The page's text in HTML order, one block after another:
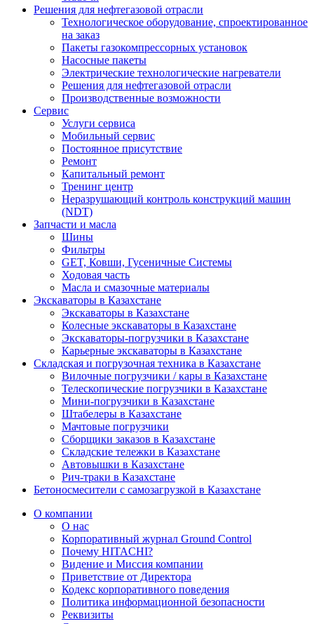
Решения для нефтегазовой отрасли
Технологическое оборудование, спроектированное
на заказ
Пакеты газокомпрессорных установок
Насосные пакеты
Электрические технологические нагреватели
Решения для нефтегазовой отрасли
Производственные возможности
Сервис
Услуги сервиса
Мобильный сервис
Постоянное присутствие
Ремонт
Капитальный ремонт
Тренинг центр
Неразрушающий контроль конструкций машин
(NDT)
Запчасти и масла
Шины
Фильтры
GET, Ковши, Гусеничные Системы
Ходовая часть
Масла и смазочные материалы
Экскаваторы в Казахстане
Экскаваторы в Казахстане
Колесные экскаваторы в Казахстане
Экскаваторы-погрузчики в Казахстане
Карьерные экскаваторы в Казахстане
Складская и погрузочная техника в Казахстане
Вилочные погрузчики / кары в Казахстане
Телескопические погрузчики в Казахстане
Мини-погрузчики в Казахстане
Штабелеры в Казахстане
Мачтовые погрузчики
Сборщики заказов в Казахстане
Складские тележки в Казахстане
Автовышки в Казахстане
Рич-траки в Казахстане
Бетоносмесители с самозагрузкой в Казахстане
О компании
О нас
Корпоративный журнал Ground Control
Почему HITACHI?
Видение и Миссия компании
Приветствие от Директора
Кодекс корпоративного поведения
Политика информационной безопасности
Реквизиты